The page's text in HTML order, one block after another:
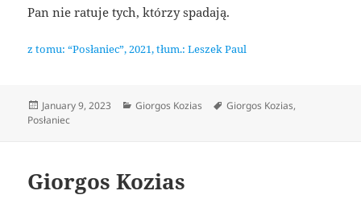
Pan nie ratuje tych, którzy spadają.
z tomu: “Posłaniec”, 2021, tłum.: Leszek Paul
Posted
on
January 9, 2023 Categories
Giorgos Kozias Tags
Giorgos Kozias,
Posłaniec
Giorgos Kozias